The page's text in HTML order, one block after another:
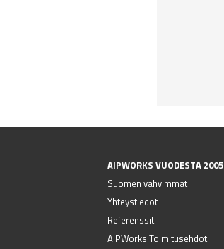
AIPWORKS VUODESTA 2005
Suomen vahvimmat
Yhteystiedot
Referenssit
AIPWorks Toimitusehdot